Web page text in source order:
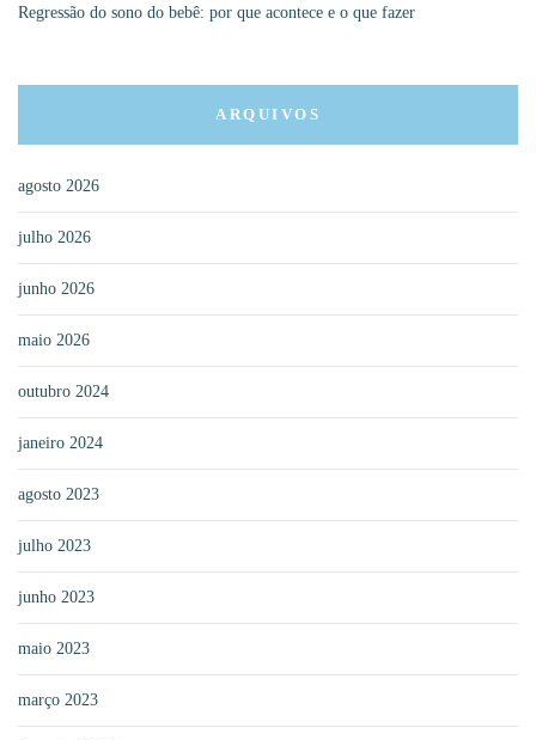
Regressão do sono do bebê: por que acontece e o que fazer
ARQUIVOS
agosto 2026
julho 2026
junho 2026
maio 2026
outubro 2024
janeiro 2024
agosto 2023
julho 2023
junho 2023
maio 2023
março 2023